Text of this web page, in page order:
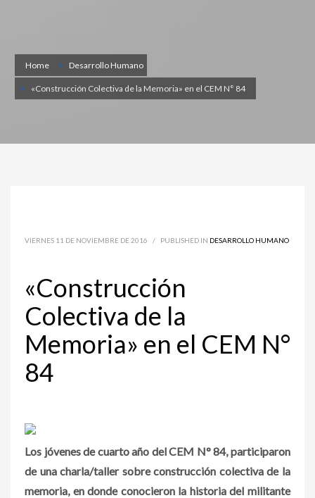
Home Desarrollo Humano
«Construcción Colectiva de la Memoria» en el CEM N° 84
VIERNES 11 DE NOVIEMBRE DE 2016 / PUBLISHED IN DESARROLLO HUMANO
«Construcción
Colectiva de la
Memoria» en el CEM N°
84
Los jóvenes de cuarto año del CEM N° 84, participaron
de una charla/taller sobre construcción colectiva de la
memoria, en donde conocieron la historia del militante